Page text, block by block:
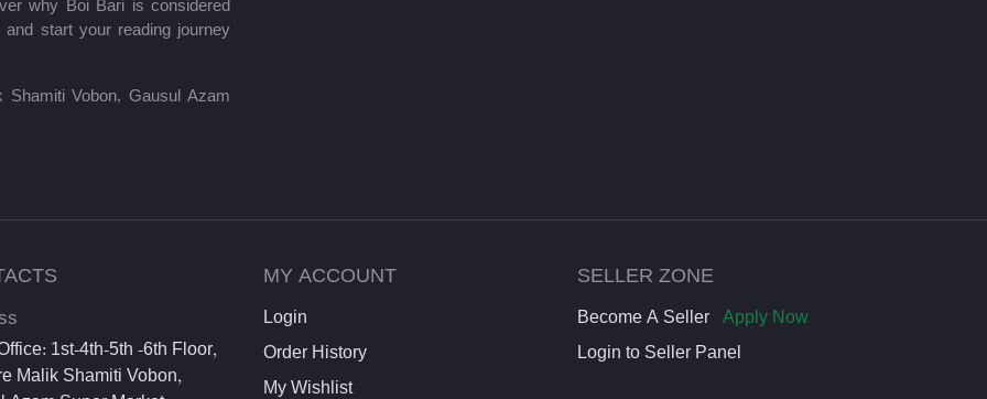
why Boi Bari is considered
start your reading journey
Shamiti Vobon, Gausul Azam
1st-4th-5th -6th Floor,
Malik Shamiti Vobon,
MY ACCOUNT
Login
Order History
My Wishlist
SELLER ZONE
Become A Seller
Apply Now
Login to Seller Panel